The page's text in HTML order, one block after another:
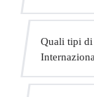
assicurazione
Quali tipi di